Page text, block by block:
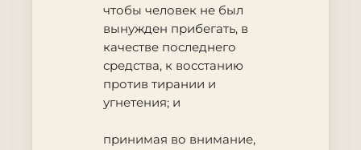
чтобы человек не был
вынужден прибегать, в
качестве последнего
средства, к восстанию
против тирании и
угнетения; и
принимая во внимание,